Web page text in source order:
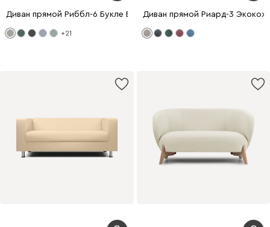
Диван прямой Риббл-6 Букле Бежевый
+21
Диван прямой Риард-3